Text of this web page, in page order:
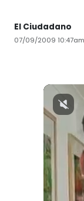
El Ciudadano
07/09/2009 10:47am